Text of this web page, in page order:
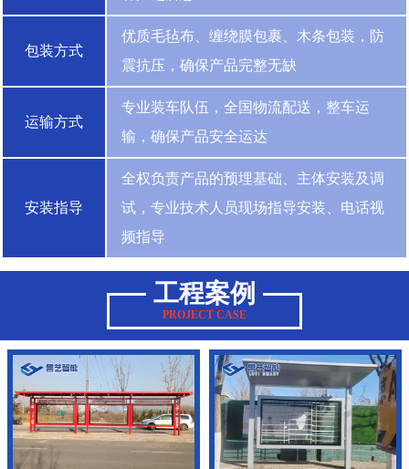
包装方式
优质毛毡布、缠绕膜包裹、木条包装，防
震抗压，确保产品完整无缺
运输方式
专业装车队伍，全国物流配送，整车运
输，确保产品安全运达
安装指导
全权负责产品的预埋基础、主体安装及调
试，专业技术人员现场指导安装、电话视
频指导
工程案例
PROJECT CASE